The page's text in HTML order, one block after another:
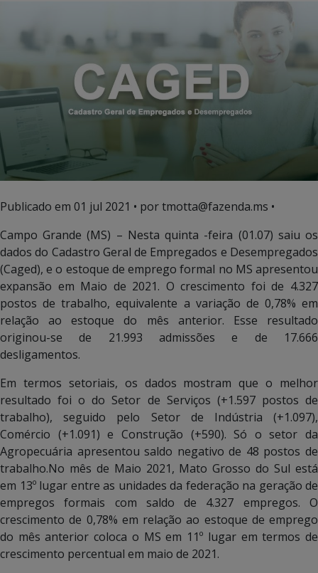
Publicado em 01 jul 2021 • por tmotta@fazenda.ms •
Campo Grande (MS) – Nesta quinta -feira (01.07) saiu os
dados do Cadastro Geral de Empregados e Desempregados
(Caged), e o estoque de emprego formal no MS apresentou
expansão em Maio de 2021. O crescimento foi de 4.327
postos de trabalho, equivalente a variação de 0,78% em
relação ao estoque do mês anterior. Esse resultado
originou-se de 21.993 admissões e de 17.666
desligamentos.
Em termos setoriais, os dados mostram que o melhor
resultado foi o do Setor de Serviços (+1.597 postos de
trabalho), seguido pelo Setor de Indústria (+1.097),
Comércio (+1.091) e Construção (+590). Só o setor da
Agropecuária apresentou saldo negativo de 48 postos de
trabalho.No mês de Maio 2021, Mato Grosso do Sul está
em 13º lugar entre as unidades da federação na geração de
empregos formais com saldo de 4.327 empregos. O
crescimento de 0,78% em relação ao estoque de emprego
do mês anterior coloca o MS em 11º lugar em termos de
crescimento percentual em maio de 2021.